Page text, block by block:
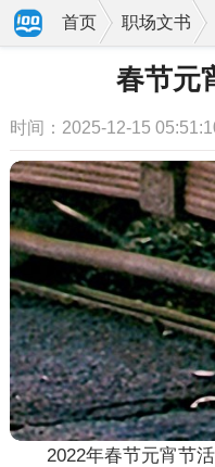
首页 职场文书
春节元
时间：2025-12-15
2022年春节元宵节